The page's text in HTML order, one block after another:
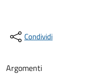
Condividi
Argomenti